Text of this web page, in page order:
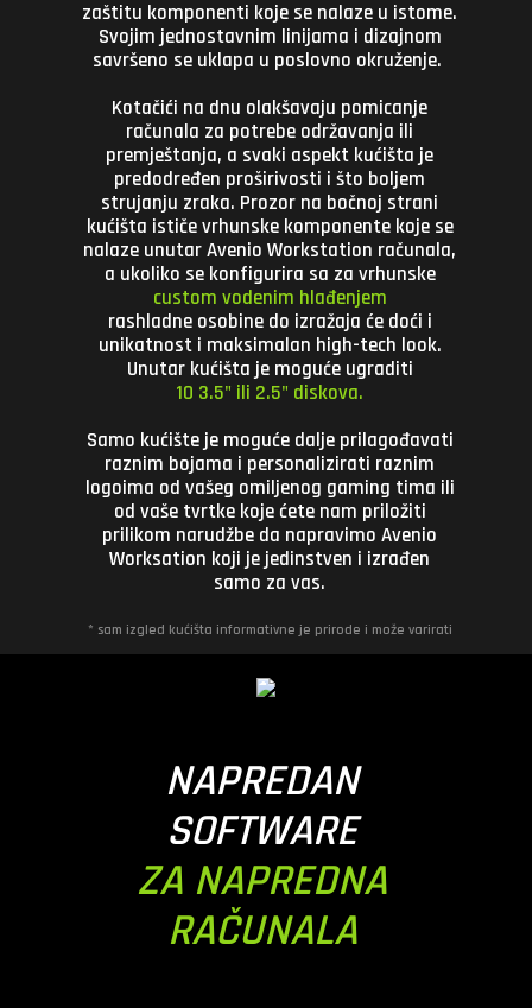
zaštitu komponenti koje se nalaze u istome.
Svojim jednostavnim linijama i dizajnom
savršeno se uklapa u poslovno okruženje.
Kotačići na dnu olakšavaju pomicanje
računala za potrebe održavanja ili
premještanja, a svaki aspekt kućišta je
predodređen proširivosti i što boljem
strujanju zraka. Prozor na bočnoj strani
kućišta ističe vrhunske komponente koje se
nalaze unutar Avenio Workstation računala,
a ukoliko se konfigurira sa
custom vodenim hlađenjem
za vrhunske
rashladne osobine do izražaja će doći i
unikatnost i maksimalan high-tech look.
Unutar kućišta je moguće ugraditi
10 3.5" ili 2.5" diskova.
Samo kućište je moguće dalje prilagođavati
raznim bojama i personalizirati raznim
logoima od vašeg omiljenog gaming tima ili
od vaše tvrtke koje ćete nam priložiti
prilikom narudžbe da napravimo Avenio
Worksation koji je jedinstven i izrađen
samo za vas.
* sam izgled kućišta informativne je prirode i može varirati
NAPREDAN
SOFTWARE
ZA NAPREDNA
RAČUNALA